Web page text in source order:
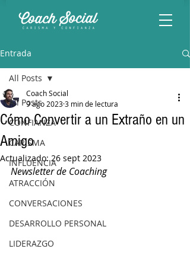
Entrada
All Posts
CONFIANZA
CARISMA
INFLUENCIA
ATRACCIÓN
CONVERSACIONES
DESARROLLO PERSONAL
LIDERAZGO
All Posts
Cómo Convertir a un Extraño en un
Amigo
Coach Social
9 ago 20233 min de lectura
Actualizado:26 sept 2023
Newsletter de Coaching